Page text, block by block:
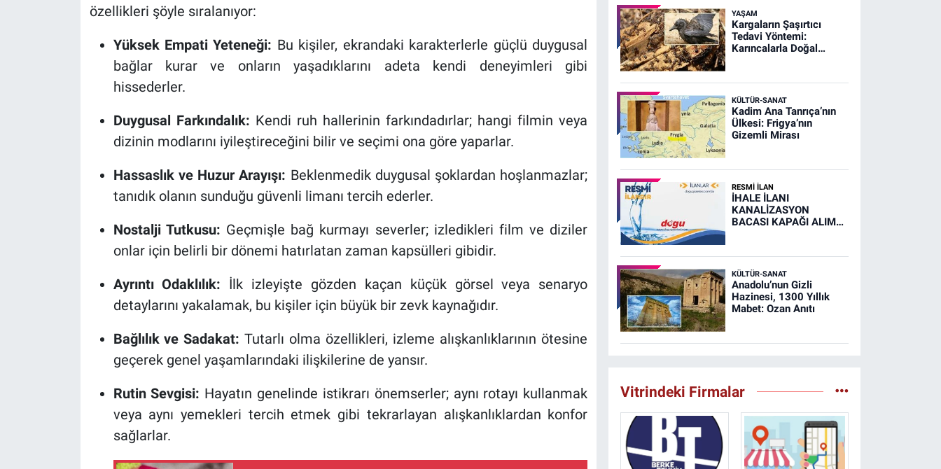
özellikleri şöyle sıralanıyor:
Yüksek Empati Yeteneği: Bu kişiler, ekrandaki karakterlerle güçlü duygusal
bağlar kurar ve onların yaşadıklarını adeta kendi deneyimleri gibi
hissederler.
Duygusal Farkındalık: Kendi ruh hallerinin farkındadırlar; hangi filmin veya
dizinin modlarını iyileştireceğini bilir ve seçimi ona göre yaparlar.
Hassaslık ve Huzur Arayışı: Beklenmedik duygusal şoklardan hoşlanmazlar;
tanıdık olanın sunduğu güvenli limanı tercih ederler.
Nostalji Tutkusu: Geçmişle bağ kurmayı severler; izledikleri film ve diziler
onlar için belirli bir dönemi hatırlatan zaman kapsülleri gibidir.
Ayrıntı Odaklılık: İlk izleyişte gözden kaçan küçük görsel veya senaryo
detaylarını yakalamak, bu kişiler için büyük bir zevk kaynağıdır.
Bağlılık ve Sadakat: Tutarlı olma özellikleri, izleme alışkanlıklarının ötesine
geçerek genel yaşamlarındaki ilişkilerine de yansır.
Rutin Sevgisi: Hayatın genelinde istikrarı önemserler; aynı rotayı kullanmak
veya aynı yemekleri tercih etmek gibi tekrarlayan alışkanlıklardan konfor
sağlarlar.
YAŞAM
Kargaların Şaşırtıcı
Tedavi Yöntemi:
Karıncalarla Doğal
KÜLTÜR-SANAT
Kadim Ana Tanrıça’nın
Ülkesi: Frigya’nın
Gizemli Mirası
RESMİ İLAN
İHALE İLANI
KANALİZASYON
BACASI KAPAĞI ALIM
KÜLTÜR-SANAT
Anadolu’nun Gizli
Hazinesi, 1300 Yıllık
Mabet: Ozan Anıtı
Vitrindeki Firmalar